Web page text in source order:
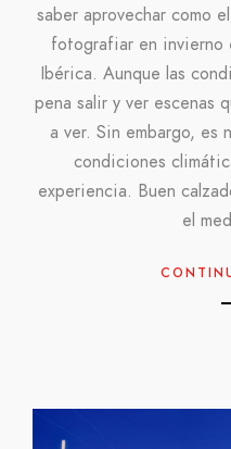
saber aprovechar como
fotografiar en invierno
Ibérica. Aunque las
pena salir y ver escenas
a ver. Sin embargo, es
condiciones
experiencia. Buen
el